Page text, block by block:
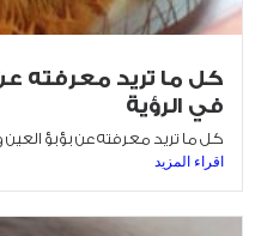
كل ما تريد معرفته
في الرؤية
كل ما تريد معرفته عن بؤبؤ العين
اقراء المزيد